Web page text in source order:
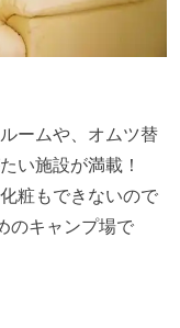
ームや、オムツ替
い施設が満載！
粧もできないので
のキャンプ場で